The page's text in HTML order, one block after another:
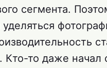
сегмента.
уделяться
то даже начал